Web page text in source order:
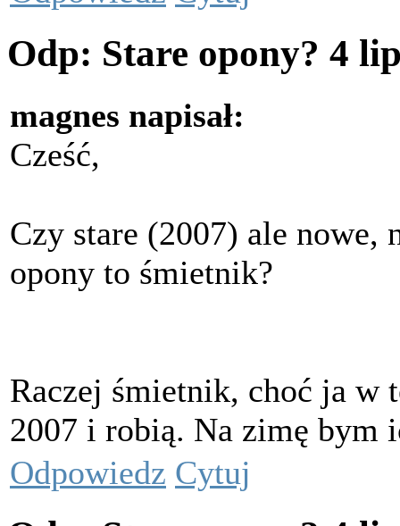
Odp: Stare opony? 4
magnes napisał:
Cześć,
Czy stare (2007) ale nowe,
opony to śmietnik?
Raczej śmietnik, choć ja w
2007 i robią. Na zimę bym
Odpowiedz Cytuj